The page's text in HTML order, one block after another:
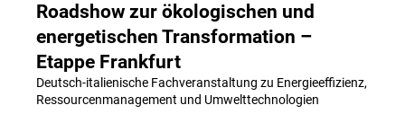
Roadshow zur ökologischen und
energetischen Transformation –
Etappe Frankfurt
Deutsch-italienische Fachveranstaltung zu Energieeffizienz,
Ressourcenmanagement und Umwelttechnologien